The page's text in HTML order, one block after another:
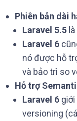
Phiên bản dài
Laravel 5.5
Laravel 6
nó được hỗ
và bảo trì so
Hỗ trợ
Laravel 6
versioning